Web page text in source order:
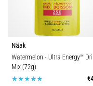
Näak
Watermelon - Ultra Energy™
Mix (72g)